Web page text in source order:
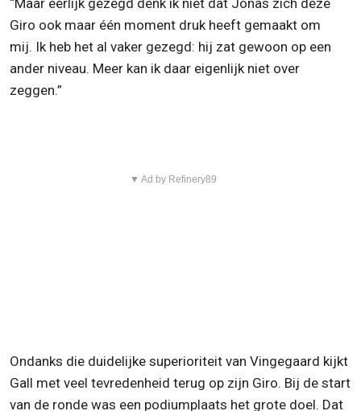
“Maar eerlijk gezegd denk ik niet dat Jonas zich deze
Giro ook maar één moment druk heeft gemaakt om
mij. Ik heb het al vaker gezegd: hij zat gewoon op een
ander niveau. Meer kan ik daar eigenlijk niet over
zeggen.”
▼ Ad by Refinery89
Ondanks die duidelijke superioriteit van Vingegaard kijkt
Gall met veel tevredenheid terug op zijn Giro. Bij de start
van de ronde was een podiumplaats het grote doel. Dat